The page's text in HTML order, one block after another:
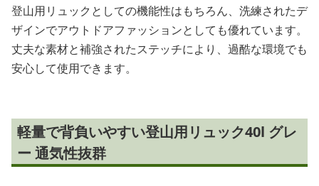
登山用リュックとしての機能性はもちろん、洗練されたデ
ザインでアウトドアファッションとしても優れています。
丈夫な素材と補強されたステッチにより、過酷な環境でも
安心して使用できます。
軽量で背負いやすい登山用リュック40l グレ
ー 通気性抜群